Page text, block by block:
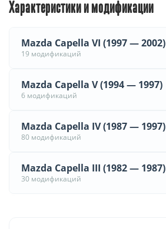
Характеристики и модификации
Mazda Capella VI (1997 — 2002)
19 модификаций
Mazda Capella V (1994 — 1997)
6 модификаций
Mazda Capella IV (1987 — 1997)
80 модификаций
Mazda Capella III (1982 — 1987)
30 модификаций